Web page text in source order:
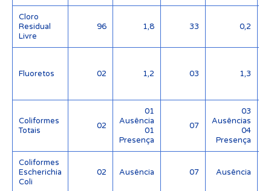
Cloro
Residual
Livre
96 1,8 33 0,2
Fluoretos 02 1,2 03 1,3
Coliformes
Totais
02
01
Ausência
01
Presença
07
03
Ausências
04
Presença
Coliformes
Escherichia
Coli
02 Ausência 07 Ausência